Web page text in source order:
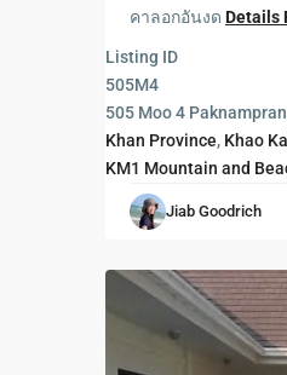
คาลอกอันงด Details
Listing ID
505M4
505 Moo 4
Khan Province, Khao
KM1 Mountain and
Jiab Goodrich
The
Heights
2,
Hua
Hin
Khao